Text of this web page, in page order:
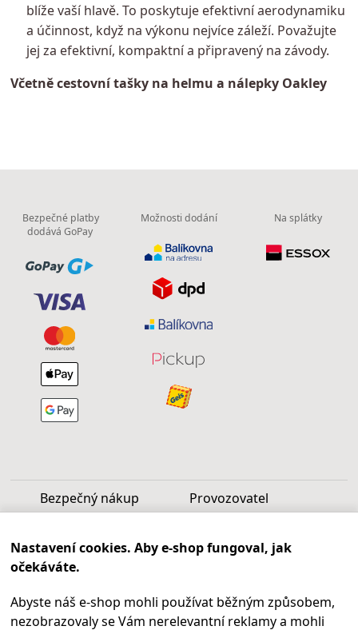
blíže vaší hlavě. To poskytuje efektivní aerodynamiku
a účinnost, když na výkonu nejvíce záleží. Považujte
jej za efektivní, kompaktní a připravený na závody.
Včetně cestovní tašky na helmu a nálepky Oakley
Bezpečné platby
dodává GoPay
Možnosti dodání Na splátky
Bezpečný nákup Provozovatel
Infolinka
Po - Pá 9.00 - 17.00
Nastavení cookies. Aby e-shop fungoval, jak
očekáváte.
Abyste náš e-shop mohli používat běžným způsobem,
nezobrazovaly se Vám nerelevantní reklamy a mohli